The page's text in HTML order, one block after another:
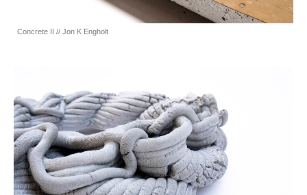
Concrete II // Jon K Engholt